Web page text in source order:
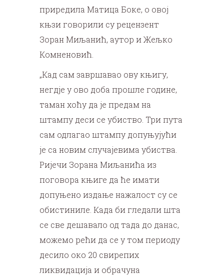
приредила Матица Боке, о овој
књзи говорили су рецензент
Зоран Миљанић, аутор и Жељко
Комненовић.
„Кад сам завршавао ову књигу,
негдје у ово доба прошле године,
таман хоћу да је предам на
штампу деси се убиство. Три пута
сам одлагао штампу допуњујући
је са новим случајевима убиства.
Ријечи Зорана Миљанића из
поговора књиге да ће имати
допуњено издање нажалост су се
обистиниле. Када би гледали шта
се све дешавало од тада до данас,
можемо рећи да се у том периоду
десило око 20 свирепих
ликвидација и обрачуна